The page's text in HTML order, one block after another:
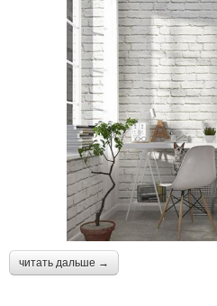
читать дальше →